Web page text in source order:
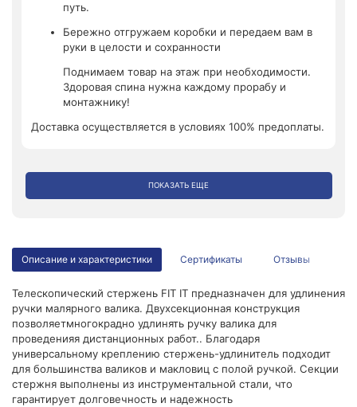
путь.
Бережно отгружаем коробки и передаем вам в
руки в целости и сохранности
Поднимаем товар на этаж при необходимости.
Здоровая спина нужна каждому прорабу и
монтажнику!
Доставка осуществляется в условиях 100% предоплаты.
ПОКАЗАТЬ ЕЩЕ
Описание и характеристики Сертификаты Отзывы
Телескопический стержень FIT IT предназначен для удлинения
ручки малярного валика. Двухсекционная конструкция
позволяетмногокрадно удлинять ручку валика для
проведенияя дистанционных работ.. Благодаря
универсальному креплению стержень-удлинитель подходит
для большинства валиков и макловиц с полой ручкой. Секции
стержня выполнены из инструментальной стали, что
гарантирует долговечность и надежность